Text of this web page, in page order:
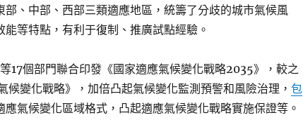
部、中部、西部三類適應地區，統籌了分歧的城市氣候風
能等特點，有利于復制、推廣試點經驗。
17個部門聯合印發《國家適應氣候變化戰略2035》，較之
候變化戰略》，加倍凸起氣候變化監測預警和風險治理，包
應氣候變化區域格式，凸起適應氣候變化戰略實施保證等。